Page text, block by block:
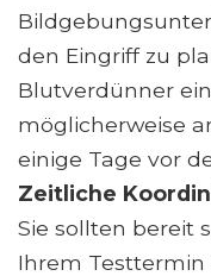
den Eingriff zu
Blutverdünner
möglicherweise
einige Tage vor
Zeitliche
Sie sollten bereit
Ihrem Testtermin